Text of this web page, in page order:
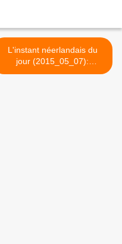
L'instant néerlandais du
jour (2015_05_07):
Antwerpen >